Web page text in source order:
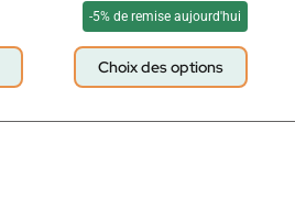
-5% de remise aujourd'hui
Choix des options